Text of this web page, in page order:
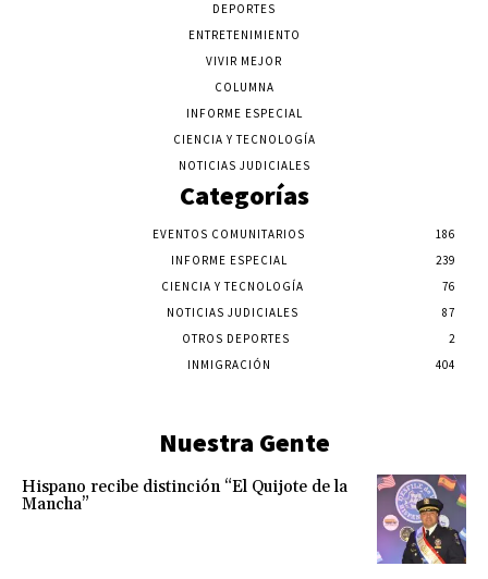
DEPORTES
ENTRETENIMIENTO
VIVIR MEJOR
COLUMNA
INFORME ESPECIAL
CIENCIA Y TECNOLOGÍA
NOTICIAS JUDICIALES
Categorías
EVENTOS COMUNITARIOS
186
INFORME ESPECIAL
239
CIENCIA Y TECNOLOGÍA
76
NOTICIAS JUDICIALES
87
OTROS DEPORTES
2
INMIGRACIÓN
404
Nuestra Gente
Hispano recibe distinción “El Quijote de la
Mancha”